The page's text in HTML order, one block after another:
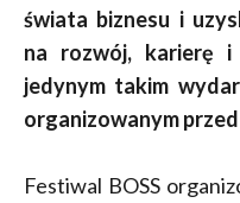
świata biznesu i
na rozwój, karierę
jedynym takim
organizowanym
Festiwal BOSS